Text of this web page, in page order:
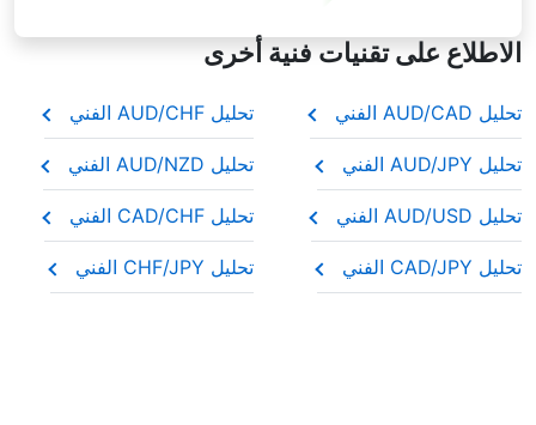
الاطلاع على تقنيات فنية أخرى
تحليل AUD/CAD الفني تحليل AUD/CHF الفني
تحليل AUD/JPY الفني تحليل AUD/NZD الفني
تحليل AUD/USD الفني تحليل CAD/CHF الفني
تحليل CAD/JPY الفني تحليل CHF/JPY الفني